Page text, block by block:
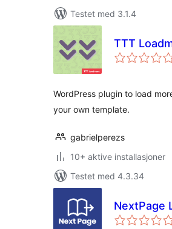
Testet med 3.1.4
TTT
WordPress plugin to load
your own template.
gabrielperezs
10+ aktive installasjoner
Testet med 4.3.34
NextPage